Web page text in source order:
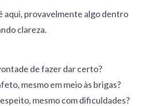
aqui, provavelmente algo dentro
clareza.
de fazer dar certo?
mesmo em meio às brigas?
mesmo com dificuldades?